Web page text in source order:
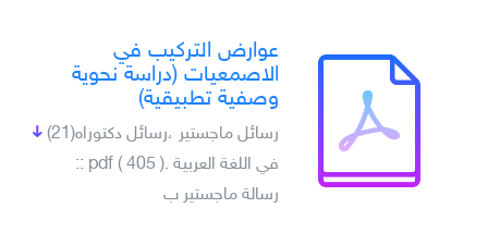
عوارض التركيب في
الاصمعيات (دراسة نحوية
وصفية تطبيقية)
(21)رسائل ماجستير ،رسائل دكتوراه
في اللغة العربية .pdf ( 405 ) ::
رسالة ماجستير ب